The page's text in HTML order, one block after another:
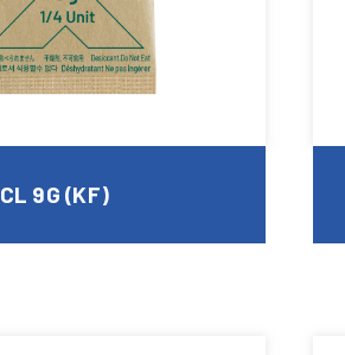
CL 9G (KF)